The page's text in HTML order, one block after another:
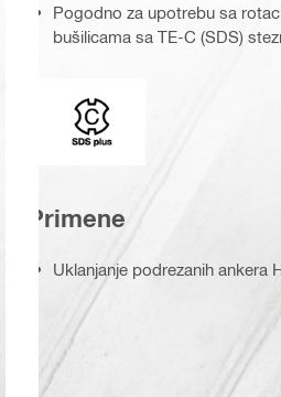
Pogodno za upotrebu sa
bušilicama sa TE-C (SDS)
Prihvat
Primene
Uklanjanje podrezanih ankera